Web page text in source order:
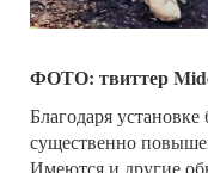
ФОТО: твиттер
Благодаря
существенно
Имеются и другие